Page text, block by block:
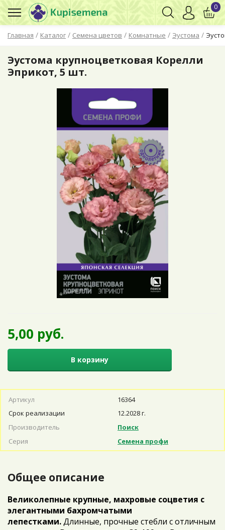
Главная / Каталог / Семена цветов / Комнатные / Эустома /
0
Эустома крупноцветковая Корелли
Эприкот, 5 шт.
5,00 руб.
В корзину
Артикул
16364
Срок реализации
12.2028 г.
Производитель
Поиск
Серия
Семена профи
Общее описание
Великолепные крупные, махровые соцветия с
элегантными бахромчатыми
лепестками.Длинные, прочные стебли с отличным